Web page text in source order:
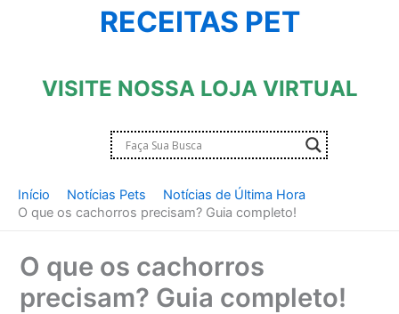
RECEITAS PET
VISITE NOSSA LOJA VIRTUAL
Início Notícias Pets
Notícias de Última Hora
O que os cachorros precisam? Guia completo!
O que os cachorros
precisam? Guia completo!